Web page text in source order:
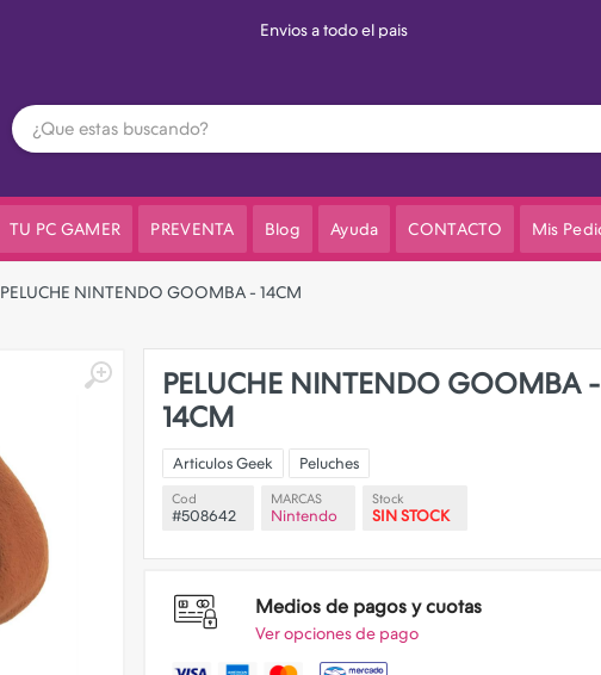
3 cuotas sin interes en el valor de lista
TU PC GAMER PREVENTA Blog Ayuda CONTACTO Mis
PELUCHE NINTENDO GOOMBA - 14CM
PELUCHE NINTENDO GOOMBA -
14CM
Articulos Geek Peluches
Cod
#508642
MARCAS
Nintendo
Stock
SIN STOCK
Medios de pagos y cuotas
Ver opciones de pago